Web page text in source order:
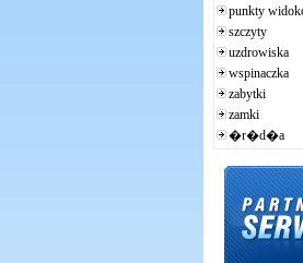
punkty
szczyty
uzdrowiska
wspinaczka
zabytki
zamki
�r�d�a